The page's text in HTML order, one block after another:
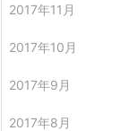
2017年11月
2017年10月
2017年9月
2017年8月